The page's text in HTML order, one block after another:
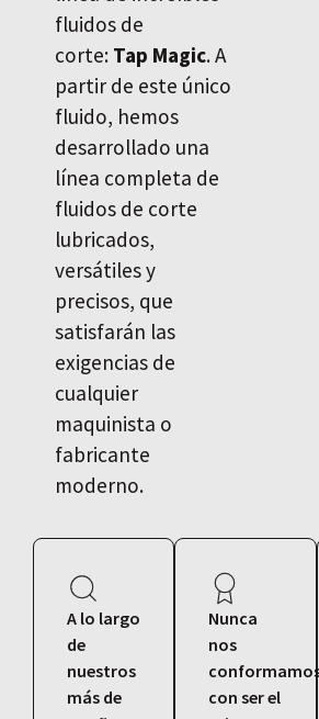
fluidos de
corte: Tap Magic. A
partir de este único
fluido, hemos
desarrollado una
línea completa de
fluidos de corte
lubricados,
versátiles y
precisos, que
satisfarán las
exigencias de
cualquier
maquinista o
fabricante
moderno.
A lo largo
de
nuestros
más de
Nunca
nos
con ser el